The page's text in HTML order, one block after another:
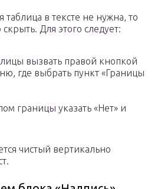
таблица в тексте не нужна, то
Для этого следует:
вызвать правой кнопкой
где выбрать пункт «Границы
границы указать «Нет» и
чистый вертикально